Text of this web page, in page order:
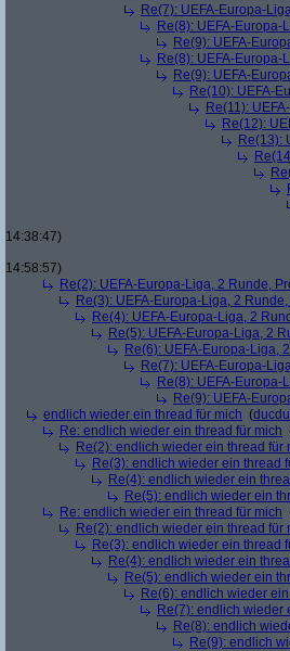
Re(7): UEFA-Europa-
Re(8): UEFA-Europa-
Re(9): UEFA-
Re(8): UEFA-Europa-
Re(9): UEFA-
Re(10): UEFA-
Re(11):
Re(12):
Re(13):
14:38:47)
14:58:57)
Re(2): UEFA-Europa-Liga, 2 Runde,
Re(3): UEFA-Europa-Liga, 2
Re(4): UEFA-Europa-Liga, 2
Re(5): UEFA-Europa-Liga, 2
Re(6): UEFA-Europa-Liga,
Re(7): UEFA-Europa-
Re(8): UEFA-Europa-
Re(9): UEFA-
endlich wieder ein thread für mich (
Re: endlich wieder ein thread für mich
Re(2): endlich wieder ein thread für
Re(3): endlich wieder ein thread
Re(4): endlich wieder ein
Re(5): endlich wieder ein
Re: endlich wieder ein thread für mich
Re(2): endlich wieder ein thread für
Re(3): endlich wieder ein thread
Re(4): endlich wieder ein
Re(5): endlich wieder ein
Re(6): endlich wieder
Re(7): endlich wieder
Re(8): endlich
Re(9): endlich